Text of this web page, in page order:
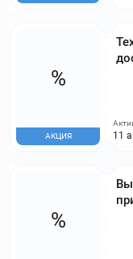
%
АКЦИЯ 11
%